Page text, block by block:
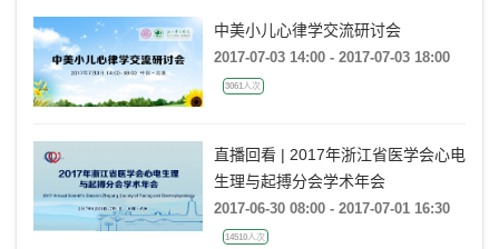
中美小儿心律学交流研讨会
2017-07-03 14:00 - 2017-07-03 18:00
3061人次
直播回看 | 2017年浙江省医学会心电
生理与起搏分会学术年会
2017-06-30 08:00 - 2017-07-01 16:30
14510人次